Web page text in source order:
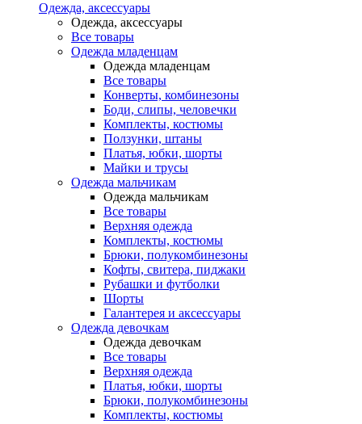
Одежда, аксессуары
Одежда, аксессуары
Все товары
Одежда младенцам
Одежда младенцам
Все товары
Конверты, комбинезоны
Боди, слипы, человечки
Комплекты, костюмы
Ползунки, штаны
Платья, юбки, шорты
Майки и трусы
Одежда мальчикам
Одежда мальчикам
Все товары
Верхняя одежда
Комплекты, костюмы
Брюки, полукомбинезоны
Кофты, свитера, пиджаки
Рубашки и футболки
Шорты
Галантерея и аксессуары
Одежда девочкам
Одежда девочкам
Все товары
Верхняя одежда
Платья, юбки, шорты
Брюки, полукомбинезоны
Комплекты, костюмы